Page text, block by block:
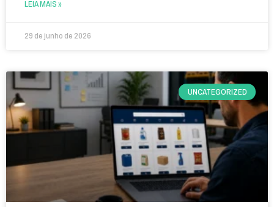
LEIA MAIS »
29 de junho de 2026
UNCATEGORIZED